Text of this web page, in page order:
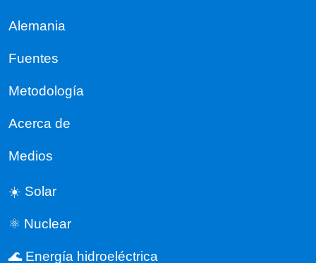
Alemania
Fuentes
Metodología
Acerca de
Medios
☀️ Solar
⚛️ Nuclear
🌊 Energía hidroeléctrica